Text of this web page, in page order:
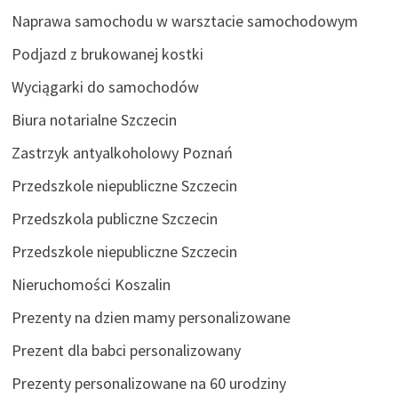
Naprawa samochodu w warsztacie samochodowym
Podjazd z brukowanej kostki
Wyciągarki do samochodów
Biura notarialne Szczecin
Zastrzyk antyalkoholowy Poznań
Przedszkole niepubliczne Szczecin
Przedszkola publiczne Szczecin
Przedszkole niepubliczne Szczecin
Nieruchomości Koszalin
Prezenty na dzien mamy personalizowane
Prezent dla babci personalizowany
Prezenty personalizowane na 60 urodziny